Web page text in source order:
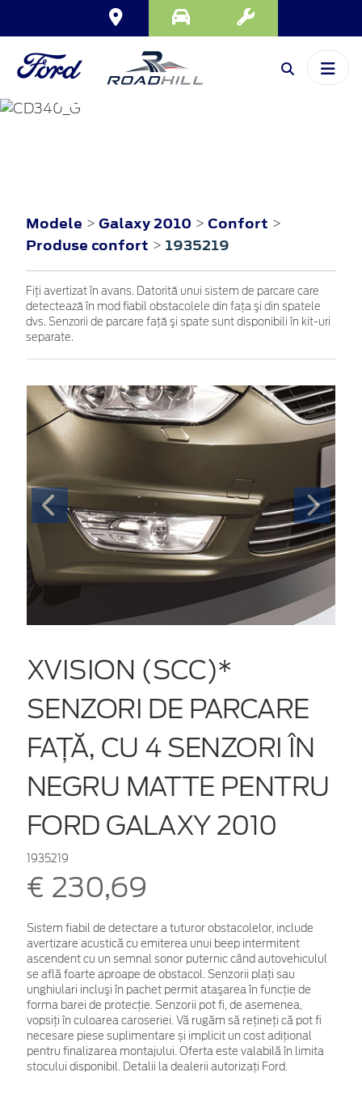
GALAXY
Modele > Galaxy 2010 > Confort >
Produse confort > 1935219
Fiţi avertizat în avans. Datorită unui sistem de parcare care
detectează în mod fiabil obstacolele din faţa şi din spatele
dvs. Senzorii de parcare faţă şi spate sunt disponibili în kit-uri
separate.
XVISION (SCC)*
SENZORI DE PARCARE
FAŢĂ, CU 4 SENZORI ÎN
NEGRU MATTE PENTRU
FORD GALAXY 2010
1935219
€ 230,69
Sistem fiabil de detectare a tuturor obstacolelor, include
avertizare acustică cu emiterea unui beep intermitent
ascendent cu un semnal sonor puternic când autovehiculul
se află foarte aproape de obstacol. Senzorii plaţi sau
unghiulari incluşi în pachet permit ataşarea în funcţie de
forma barei de protecţie. Senzorii pot fi, de asemenea,
vopsiţi în culoarea caroseriei. Vă rugăm să rețineți că pot fi
necesare piese suplimentare și implicit un cost adițional
pentru finalizarea montajului. Oferta este valabilă în limita
stocului disponibil. Detalii la dealerii autorizați Ford.